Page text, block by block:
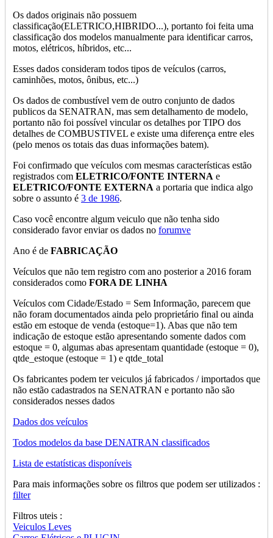
Os dados originais não possuem
classificação(ELETRICO,HIBRIDO...), portanto foi feita uma
classificação dos modelos manualmente para identificar carros,
motos, elétricos, híbridos, etc...
Esses dados consideram todos tipos de veículos (carros,
caminhões, motos, ônibus, etc...)
Os dados de combustível vem de outro conjunto de dados
publicos da SENATRAN, mas sem detalhamento de modelo,
portanto não foi possível vincular os detalhes por TIPO dos
detalhes de COMBUSTIVEL e existe uma diferença entre eles
(pelo menos os totais das duas informações batem).
Foi confirmado que veículos com mesmas características estão
registrados com ELETRICO/FONTE INTERNA e
ELETRICO/FONTE EXTERNA a portaria que indica algo
sobre o assunto é 3 de 1986.
Caso você encontre algum veiculo que não tenha sido
considerado favor enviar os dados no forumve
Ano é de FABRICAÇÃO
Veículos que não tem registro com ano posterior a 2016 foram
considerados como FORA DE LINHA
Veículos com Cidade/Estado = Sem Informação, parecem que
não foram documentados ainda pelo proprietário final ou ainda
estão em estoque de venda (estoque=1). Abas que não tem
indicação de estoque estão apresentando somente dados com
estoque = 0, algumas abas apresentam quantidade (estoque = 0),
qtde_estoque (estoque = 1) e qtde_total
Os fabricantes podem ter veiculos já fabricados / importados que
não estão cadastrados na SENATRAN e portanto não são
considerados nesses dados
Dados dos veículos
Todos modelos da base DENATRAN classificados
Lista de estatísticas disponíveis
Para mais informações sobre os filtros que podem ser utilizados :
filter
Filtros uteis :
Veiculos Leves